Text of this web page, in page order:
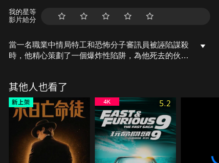
我的星等
影片給分
當一名職業中情局特工和恐怖分子審訊員被誣陷謀殺
時，他精心策劃了一個爆炸性陷阱，為他死去的伙伴
其他人也看了
5.2